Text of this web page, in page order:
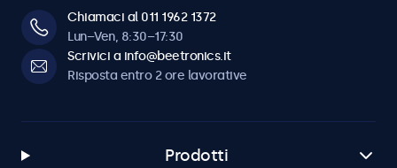
Chiamaci al 011 1962 1372
Lun–Ven, 8:30–17:30
Scrivici a info@beetronics.it
Risposta entro 2 ore lavorative
Prodotti